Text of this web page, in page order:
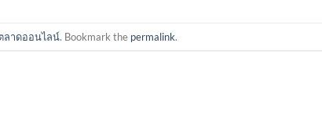
ลาดออนไลน์. Bookmark the permalink.